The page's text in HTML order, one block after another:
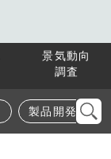
景気動向
調査
製品開発